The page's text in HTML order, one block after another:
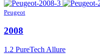
Peugeot
2008
1.2 PureTech Allure